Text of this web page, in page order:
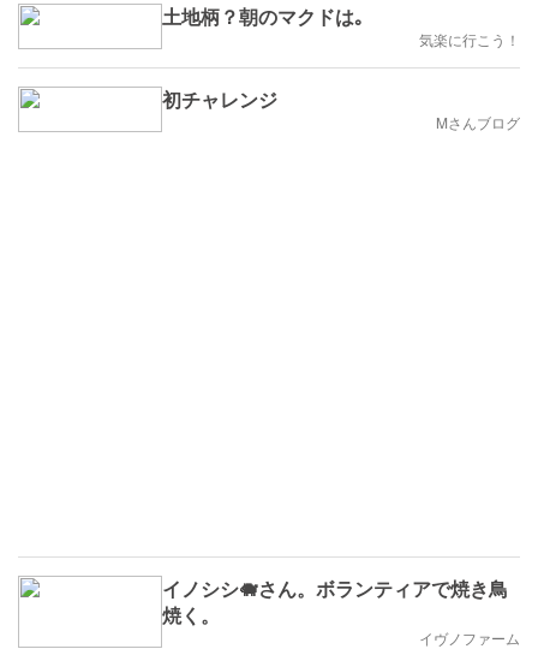
土地柄？朝のマクドは｡
気楽に行こう！
初チャレンジ
Mさんブログ
イノシシ🐗さん。ボランティアで焼き鳥
焼く。
イヴノファーム